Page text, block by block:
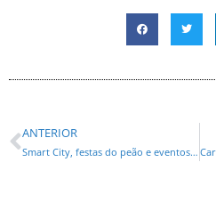
ANTERIOR
Smart City, festas do peão e eventos esportivos: março vai movimentar o turismo no Paraná